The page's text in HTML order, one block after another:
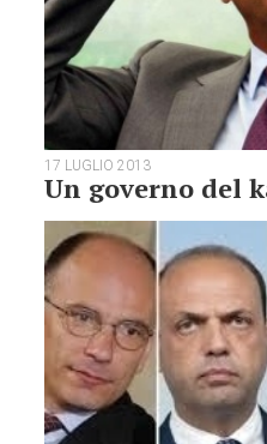
17 LUGLIO 2013
Un governo del